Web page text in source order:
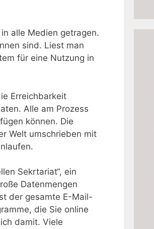
alle Medien getragen.
sind. Liest man
für eine Nutzung in
Erreichbarkeit
Alle am Prozess
können. Die
Welt umschrieben mit
Sekrtariat“, ein
Datenmengen
der gesamte E-Mail-
die Sie online
damit. Viele